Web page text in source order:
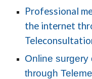
Professional
the internet
Online surgery
through